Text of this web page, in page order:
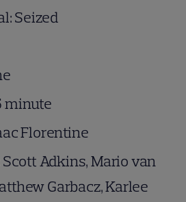
Seized
minute
Florentine
Adkins, Mario van
Garbacz, Karlee